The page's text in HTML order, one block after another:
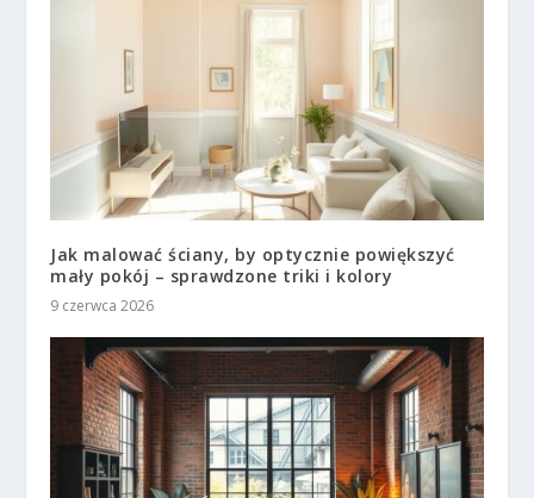
Jak malować ściany, by optycznie powiększyć
mały pokój – sprawdzone triki i kolory
9 czerwca 2026